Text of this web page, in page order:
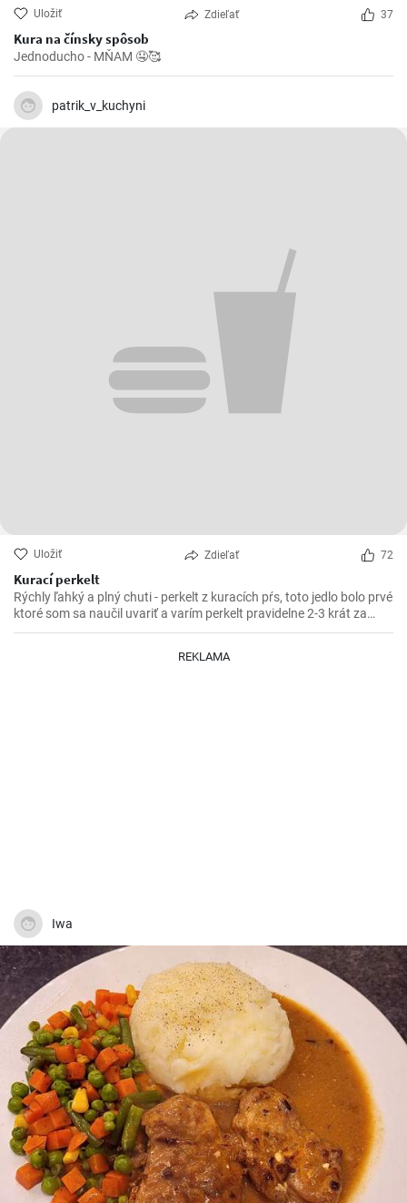
Uložiť Zdieľať 37
Kura na čínsky spôsob
Jednoducho - MŇAM 🤤🥰
patrik_v_kuchyni
Uložiť Zdieľať 72
Kurací perkelt
Rýchly ľahký a plný chuti - perkelt z kuracích pŕs, toto jedlo bolo prvé
ktoré som sa naučil uvariť a varím perkelt pravidelne 2-3 krát za
mesiac. Vynikajúci kurací perkelt s kolienkami.
REKLAMA
Iwa